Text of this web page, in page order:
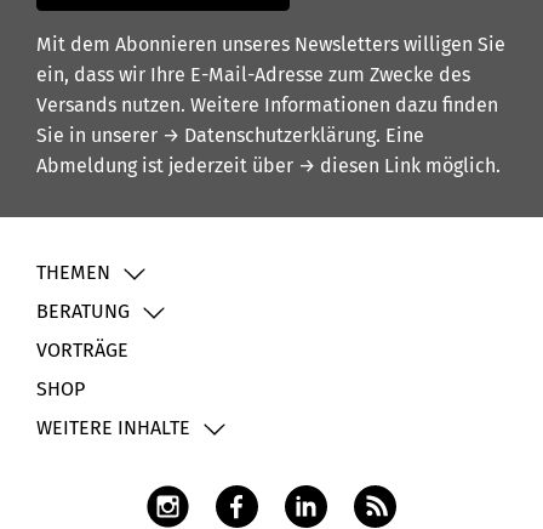
Mit dem Abonnieren unseres Newsletters willigen Sie
ein, dass wir Ihre E-Mail-Adresse zum Zwecke des
Versands nutzen. Weitere Informationen dazu finden
Sie in unserer → Datenschutzerklärung. Eine
Abmeldung ist jederzeit über → diesen Link möglich.
THEMEN
BERATUNG
VORTRÄGE
SHOP
WEITERE INHALTE